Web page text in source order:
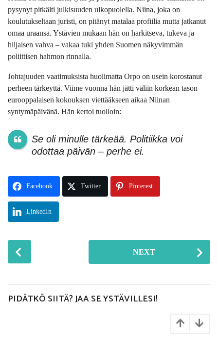
pysynyt pitkälti julkisuuden ulkopuolella. Niina, joka on
koulutukseltaan juristi, on pitänyt matalaa profiilia mutta jatkanut
omaa uraansa. Ystävien mukaan hän on harkitseva, tukeva ja
hiljaisen vahva – vakaa tuki yhden Suomen näkyvimmän
poliittisen hahmon rinnalla.
Johtajuuden vaatimuksista huolimatta Orpo on usein korostanut
perheen tärkeyttä. Viime vuonna hän jätti väliin korkean tason
eurooppalaisen kokouksen viettääkseen aikaa Niinan
syntymäpäivänä. Hän kertoi tuolloin:
Se oli minulle tärkeää. Politiikka voi
odottaa päivän – perhe ei.
Facebook Twitter Pinterest
LinkedIn
o
P
NEXT
PIDÄTKÖ SIITÄ? JAA SE YSTÄVILLESI!